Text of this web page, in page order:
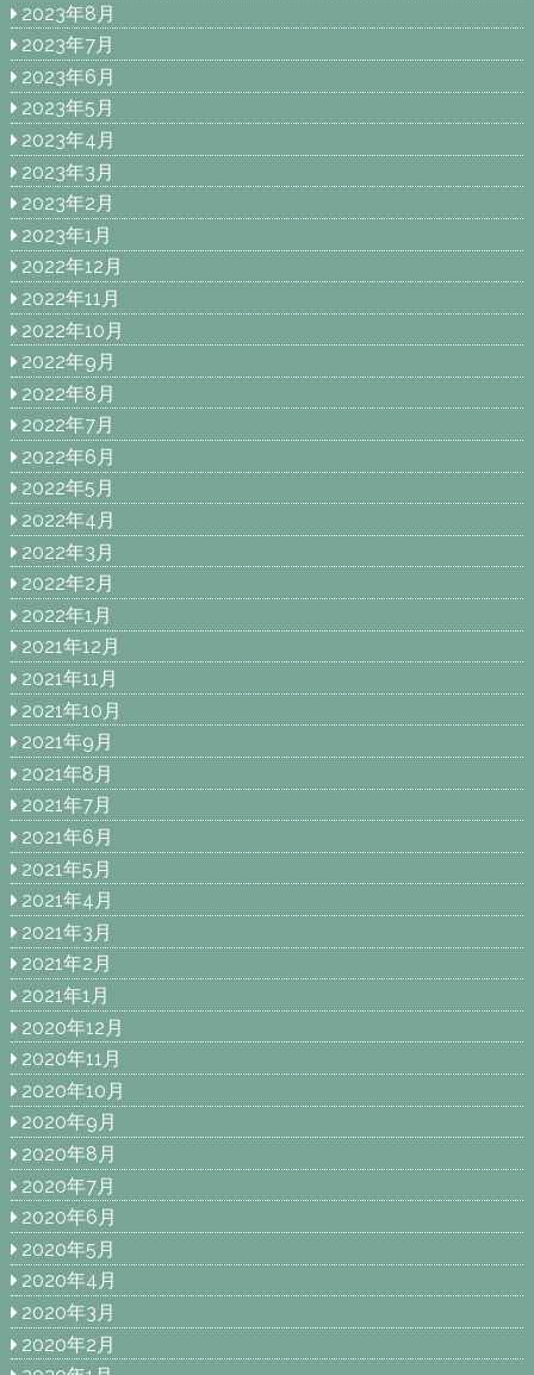
2023年8月
2023年7月
2023年6月
2023年5月
2023年4月
2023年3月
2023年2月
2023年1月
2022年12月
2022年11月
2022年10月
2022年9月
2022年8月
2022年7月
2022年6月
2022年5月
2022年4月
2022年3月
2022年2月
2022年1月
2021年12月
2021年11月
2021年10月
2021年9月
2021年8月
2021年7月
2021年6月
2021年5月
2021年4月
2021年3月
2021年2月
2021年1月
2020年12月
2020年11月
2020年10月
2020年9月
2020年8月
2020年7月
2020年6月
2020年5月
2020年4月
2020年3月
2020年2月